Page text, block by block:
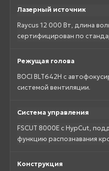
Лазерный источник
Raycus 12 000 Вт, длина
сертифицирован по
Режущая голова
BOCI BLT642H с
системой вентиляции.
Система управления
FSCUT 8000E с HypCut,
функцию распознавания
Конструкция